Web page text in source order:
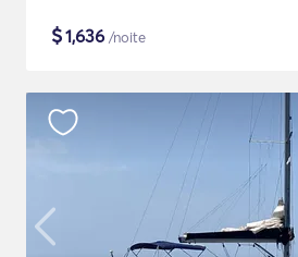
$1,636 /noite